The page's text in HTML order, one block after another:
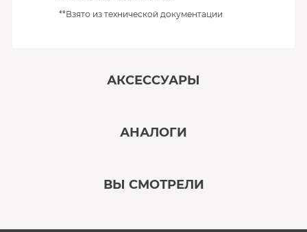
**Взято из технической документации
АКСЕССУАРЫ
АНАЛОГИ
ВЫ СМОТРЕЛИ